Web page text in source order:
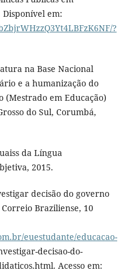
Disponível em:
?
na Base Nacional
e a humanização do
(Mestrado em Educação)
do Sul, Corumbá,
da Língua
2015.
decisão do governo
Braziliense, 10
euestudante/educacao-
decisao-do-
Acesso em: